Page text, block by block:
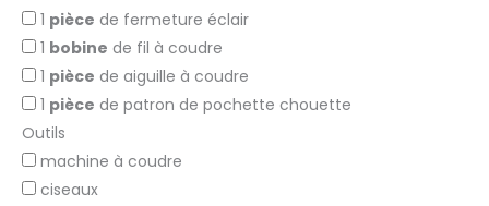
1 pièce de fermeture éclair
1 bobine de fil à coudre
1 pièce de aiguille à coudre
1 pièce de patron de pochette chouette
Outils
machine à coudre
ciseaux